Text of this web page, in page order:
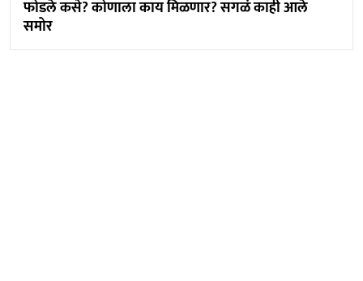
फोडले कसे? कोणाला काय मिळणार? सगळं काही आले
समोर